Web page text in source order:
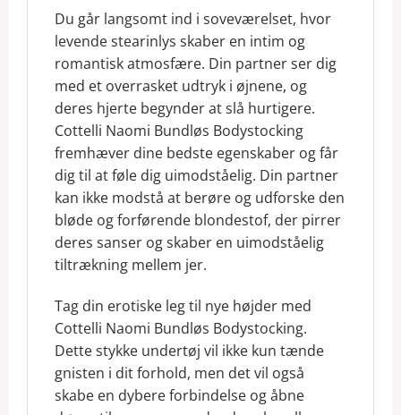
Du går langsomt ind i soveværelset, hvor
levende stearinlys skaber en intim og
romantisk atmosfære. Din partner ser dig
med et overrasket udtryk i øjnene, og
deres hjerte begynder at slå hurtigere.
Cottelli Naomi Bundløs Bodystocking
fremhæver dine bedste egenskaber og får
dig til at føle dig uimodståelig. Din partner
kan ikke modstå at berøre og udforske den
bløde og forførende blondestof, der pirrer
deres sanser og skaber en uimodståelig
tiltrækning mellem jer.
Tag din erotiske leg til nye højder med
Cottelli Naomi Bundløs Bodystocking.
Dette stykke undertøj vil ikke kun tænde
gnisten i dit forhold, men det vil også
skabe en dybere forbindelse og åbne